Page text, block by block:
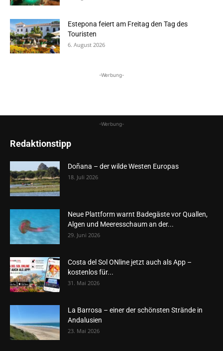
Estepona feiert am Freitag den Tag des
Touristen
6. August 2026
-Werbung-
-Werbung-
Redaktionstipp
Doñana – der wilde Westen Europas
18. Juli 2026
Neue Plattform warnt Badegäste vor Quallen,
Algen und Meeresschaum an der...
29. Juni 2026
Costa del Sol ONline jetzt auch als App –
kostenlos für...
31. Mai 2026
La Barrosa – einer der schönsten Strände in
Andalusien
23. Mai 2026